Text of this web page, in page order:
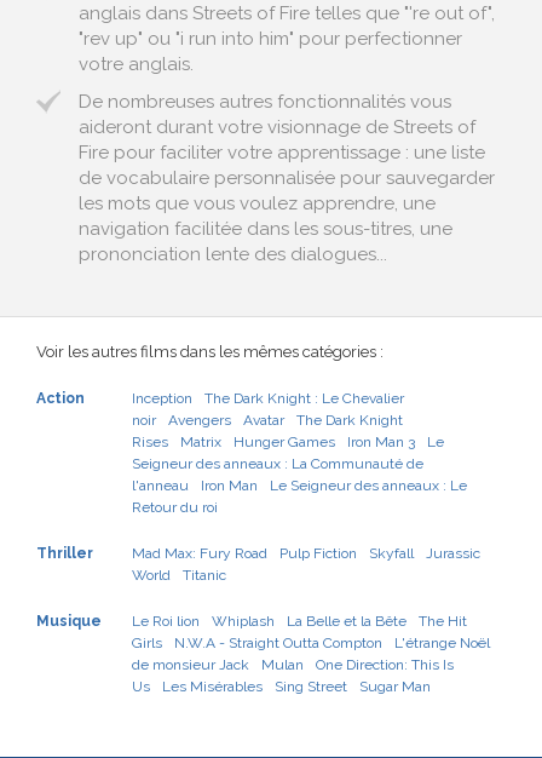
anglais dans Streets of Fire telles que "'re out of",
"rev up" ou "i run into him" pour perfectionner
votre anglais.
De nombreuses autres fonctionnalités vous
aideront durant votre visionnage de Streets of
Fire pour faciliter votre apprentissage : une liste
de vocabulaire personnalisée pour sauvegarder
les mots que vous voulez apprendre, une
navigation facilitée dans les sous-titres, une
prononciation lente des dialogues...
Voir les autres films dans les mêmes catégories :
Action Inception
The Dark Knight : Le Chevalier
noir
Avengers Avatar
The Dark Knight
Rises
Matrix Hunger Games Iron Man 3
Le
Seigneur des anneaux : La Communauté de
l'anneau
Iron Man
Le Seigneur des anneaux : Le
Retour du roi
Thriller Mad Max: Fury Road Pulp Fiction Skyfall
Jurassic
World
Titanic
Musique Le Roi lion Whiplash La Belle et la Bête
The Hit
Girls
N.W.A - Straight Outta Compton
L'étrange Noël
de monsieur Jack
Mulan
One Direction: This Is
Us
Les Misérables Sing Street Sugar Man